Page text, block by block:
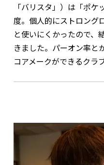
「バリスタ」）は「ポ
度。個人的にストロング
と使いにくかったので、
きました。パーオン率と
コアメークができるクラ